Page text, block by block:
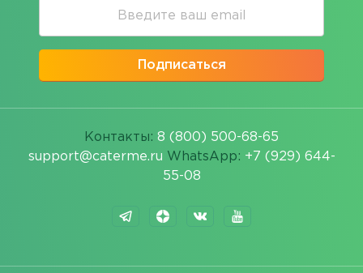
Подписаться
Контакты: 8 (800) 500-68-65
support@caterme.ru WhatsApp: +7 (929) 644-
55-08